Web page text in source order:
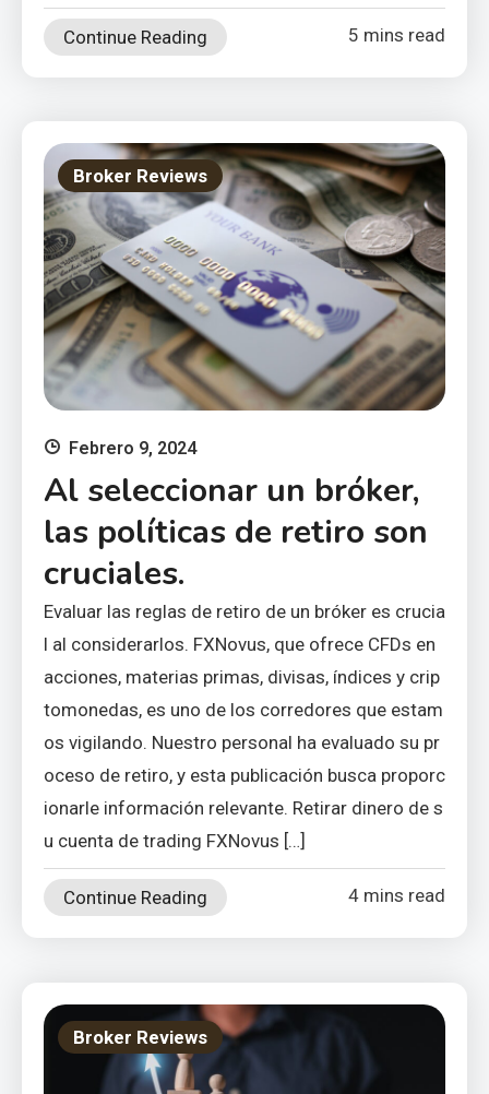
Continue Reading 5 mins read
Broker Reviews
Febrero 9, 2024
Al seleccionar un bróker,
las políticas de retiro son
cruciales.
Evaluar las reglas de retiro de un bróker es crucia
l al considerarlos. FXNovus, que ofrece CFDs en
acciones, materias primas, divisas, índices y crip
tomonedas, es uno de los corredores que estam
os vigilando. Nuestro personal ha evaluado su pr
oceso de retiro, y esta publicación busca proporc
ionarle información relevante. Retirar dinero de s
u cuenta de trading FXNovus […]
Continue Reading 4 mins read
Broker Reviews